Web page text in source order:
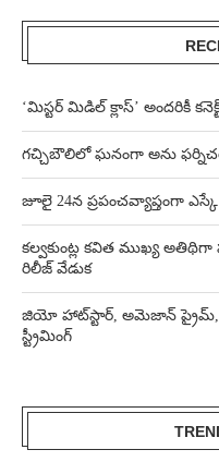
‘మిస్టర్ మిడిల్ క్లాస్’ అందరికీ
గచ్చిబౌలిలో ఘనంగా అను ఫర్నిచర్
జూలై 24న ప్రపంచవ్యాప్తంగా
కల్వకుంట్ల కవిత ముఖ్య
రిలీజ్ వేడుక
జియో హాట్‌స్టార్, అమెజాన్ ప్రైమ్,
స్ట్రీమింగ్